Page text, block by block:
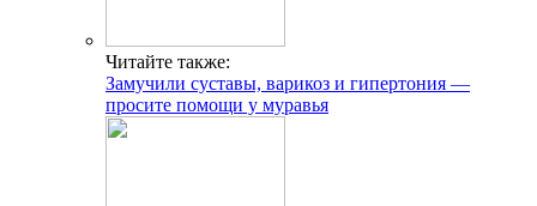
Читайте также:
Замучили суставы, варикоз и гипертония —
просите помощи у муравья